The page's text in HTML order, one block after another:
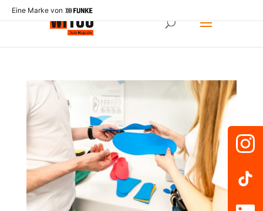
Eine Marke von